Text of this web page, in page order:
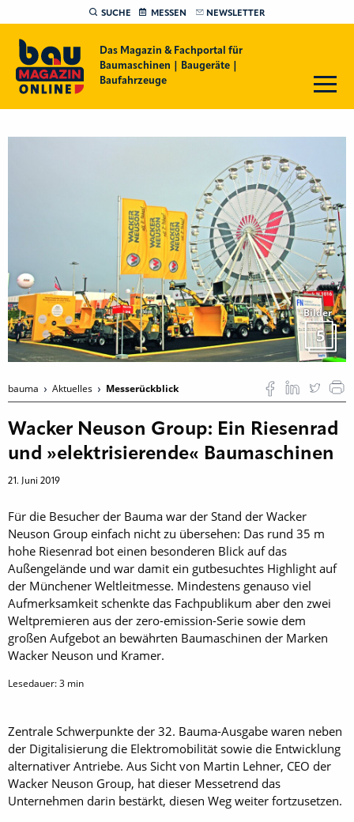
SUCHE MESSEN NEWSLETTER
Das Magazin & Fachportal für
Baumaschinen | Baugeräte |
Baufahrzeuge
Bilder
5
bauma Aktuelles Messerückblick
Wacker Neuson Group: Ein Riesenrad
und »elektrisierende« Baumaschinen
21. Juni 2019
Für die Besucher der Bauma war der Stand der Wacker
Neuson Group einfach nicht zu übersehen: Das rund 35 m
hohe Riesenrad bot einen besonderen Blick auf das
Außengelände und war damit ein gutbesuchtes Highlight auf
der Münchener Weltleitmesse. Mindestens genauso viel
Aufmerksamkeit schenkte das Fachpublikum aber den zwei
Weltpremieren aus der zero-emission-Serie sowie dem
großen Aufgebot an bewährten Baumaschinen der Marken
Wacker Neuson und Kramer.
Lesedauer:3 min
Zentrale Schwerpunkte der 32. Bauma-Ausgabe waren neben
der Digitalisierung die Elektromobilität sowie die Entwicklung
alternativer Antriebe. Aus Sicht von Martin Lehner, CEO der
Wacker Neuson Group, hat dieser Messetrend das
Unternehmen darin bestärkt, diesen Weg weiter fortzusetzen.